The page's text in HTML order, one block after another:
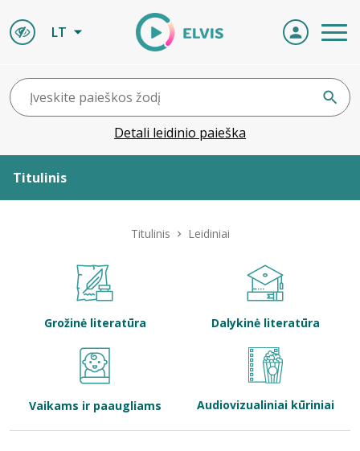
LT
Detali leidinio paieška
Titulinis
Bibliotekoms
Titulinis Leidiniai
Grožinė literatūra Dalykinė literatūra
Vaikams ir paaugliams Audiovizualiniai kūriniai